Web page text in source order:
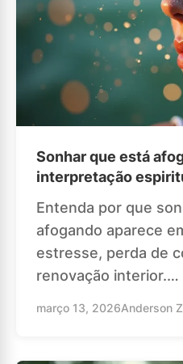
Sonhar que está
interpretação
Entenda por que
afogando aparece
estresse, perda de
renovação interior.…
março 13, 2026Anderson